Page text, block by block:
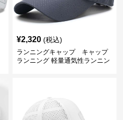
¥2,320 (税込)
ランニングキャップ キャップ
ランニング 軽量通気性ランニン